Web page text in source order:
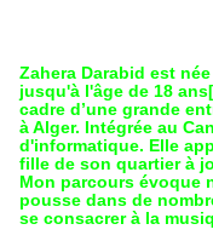
Zahera Darabid est
jusqu'à l'âge de 18
cadre d’une grande
à Alger. Intégrée au
d'informatique. Elle
fille de son quartier à
Mon parcours évoque
pousse dans de
se consacrer à la